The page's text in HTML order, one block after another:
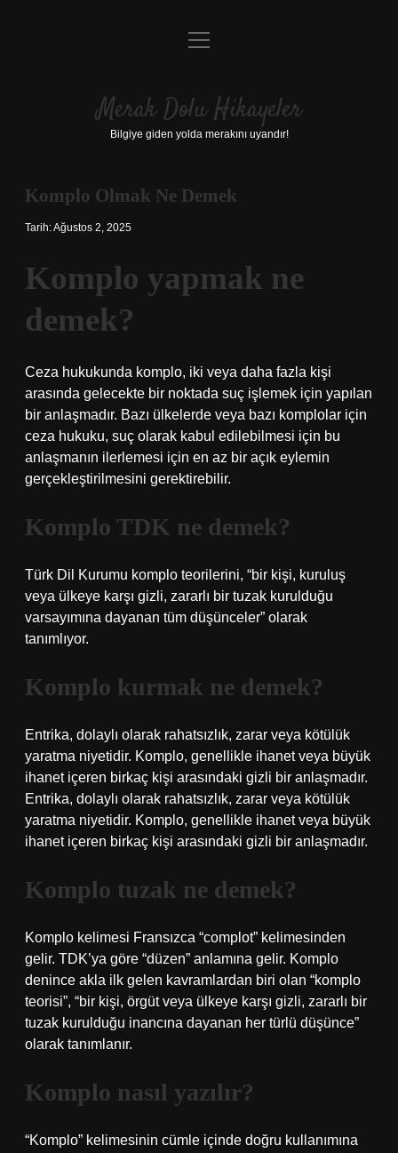
Anasayfa
Yasal Uyarı
menüyü
Merak Dolu Hikayeler
Bilgiye giden yolda merakını uyandır!
Komplo Olmak Ne Demek
Tarih: Ağustos 2, 2025
Komplo yapmak ne
demek?
Ceza hukukunda komplo, iki veya daha fazla kişi
arasında gelecekte bir noktada suç işlemek için yapılan
bir anlaşmadır. Bazı ülkelerde veya bazı komplolar için
ceza hukuku, suç olarak kabul edilebilmesi için bu
anlaşmanın ilerlemesi için en az bir açık eylemin
gerçekleştirilmesini gerektirebilir.
Komplo TDK ne demek?
Türk Dil Kurumu komplo teorilerini, “bir kişi, kuruluş
veya ülkeye karşı gizli, zararlı bir tuzak kurulduğu
varsayımına dayanan tüm düşünceler” olarak
tanımlıyor.
Komplo kurmak ne demek?
Entrika, dolaylı olarak rahatsızlık, zarar veya kötülük
yaratma niyetidir. Komplo, genellikle ihanet veya büyük
ihanet içeren birkaç kişi arasındaki gizli bir anlaşmadır.
Entrika, dolaylı olarak rahatsızlık, zarar veya kötülük
yaratma niyetidir. Komplo, genellikle ihanet veya büyük
ihanet içeren birkaç kişi arasındaki gizli bir anlaşmadır.
Komplo tuzak ne demek?
Komplo kelimesi Fransızca “complot” kelimesinden
gelir. TDK’ya göre “düzen” anlamına gelir. Komplo
denince akla ilk gelen kavramlardan biri olan “komplo
teorisi”, “bir kişi, örgüt veya ülkeye karşı gizli, zararlı bir
tuzak kurulduğu inancına dayanan her türlü düşünce”
olarak tanımlanır.
Komplo nasıl yazılır?
“Komplo” kelimesinin cümle içinde doğru kullanımına